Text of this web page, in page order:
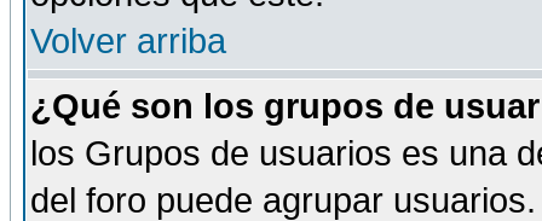
Volver arriba
¿Qué son los grupos de
los Grupos de usuarios es una
del foro puede agrupar